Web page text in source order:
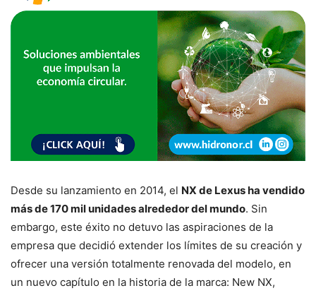
Desde su lanzamiento en 2014, el NX de Lexus ha vendido
más de 170 mil unidades alrededor del mundo. Sin
embargo, este éxito no detuvo las aspiraciones de la
empresa que decidió extender los límites de su creación y
ofrecer una versión totalmente renovada del modelo, en
un nuevo capítulo en la historia de la marca: New NX,